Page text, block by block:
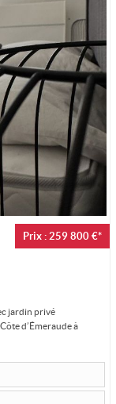
Prix : 259 800 €*
jardin privé
d’Émeraude à